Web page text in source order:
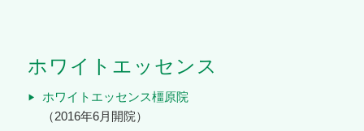
ホワイトエッセンス
ホワイトエッセンス橿原院
（2016年6月開院）